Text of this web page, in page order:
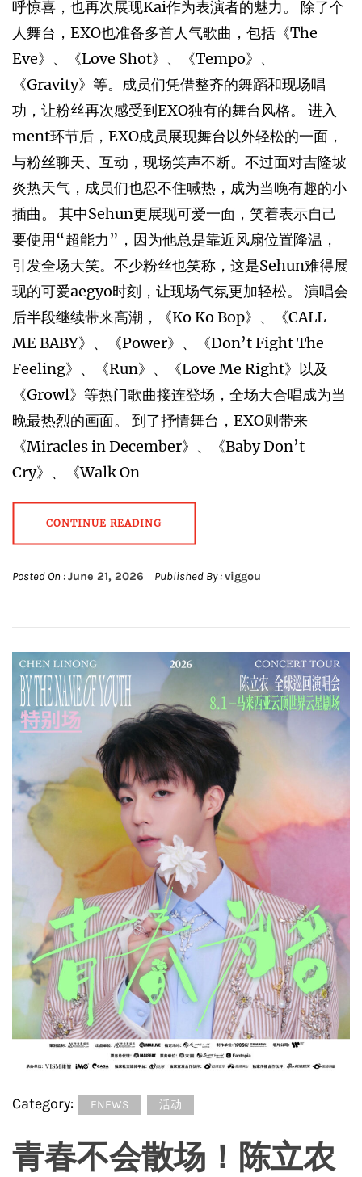
呼惊喜，也再次展现Kai作为表演者的魅力。 除了个
人舞台，EXO也准备多首人气歌曲，包括《The
Eve》、《Love Shot》、《Tempo》、
《Gravity》等。成员们凭借整齐的舞蹈和现场唱
功，让粉丝再次感受到EXO独有的舞台风格。 进入
ment环节后，EXO成员展现舞台以外轻松的一面，
与粉丝聊天、互动，现场笑声不断。不过面对吉隆坡
炎热天气，成员们也忍不住喊热，成为当晚有趣的小
插曲。 其中Sehun更展现可爱一面，笑着表示自己
要使用“超能力”，因为他总是靠近风扇位置降温，
引发全场大笑。不少粉丝也笑称，这是Sehun难得展
现的可爱aegyo时刻，让现场气氛更加轻松。 演唱会
后半段继续带来高潮，《Ko Ko Bop》、《CALL
ME BABY》、《Power》、《Don’t Fight The
Feeling》、《Run》、《Love Me Right》以及
《Growl》等热门歌曲接连登场，全场大合唱成为当
晚最热烈的画面。 到了抒情舞台，EXO则带来
《Miracles in December》、《Baby Don’t
Cry》、《Walk On
CONTINUE READING
Posted On :June 21, 2026 Published By :viggou
Category: ENEWS 活动
青春不会散场！陈立农